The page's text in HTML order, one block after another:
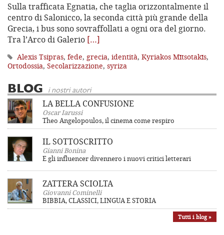
Sulla trafficata Egnatia, che taglia orizzontalmente il
centro di Salonicco, la seconda città più grande della
Grecia, i bus sono sovraffollati a ogni ora del giorno.
Tra l’Arco di Galerio […]
Alexis Tsipras, fede, grecia, identità, Kyriakos Mītsotakīs,
Ortodossia, Secolarizzazione, syriza
BLOG i nostri autori
LA BELLA CONFUSIONE
Oscar Iarussi
Theo Angelopoulos, il cinema come respiro
IL SOTTOSCRITTO
Gianni Bonina
E gli influencer divennero i nuovi critici letterari
ZATTERA SCIOLTA
Giovanni Cominelli
BIBBIA, CLASSICI, LINGUA E STORIA
Tutti i blog »